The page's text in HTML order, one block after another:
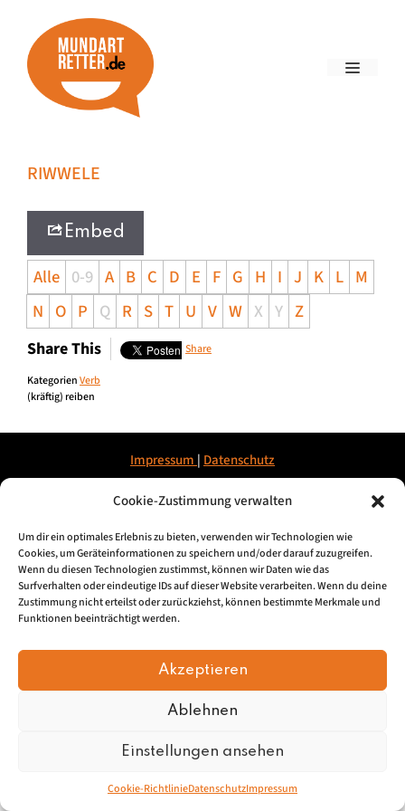
Cookie-Zustimmung verwalten
Um dir ein optimales Erlebnis zu bieten, verwenden wir Technologien wie
Cookies, um Geräteinformationen zu speichern und/oder darauf zuzugreifen.
Wenn du diesen Technologien zustimmst, können wir Daten wie das
Surfverhalten oder eindeutige IDs auf dieser Website verarbeiten. Wenn du deine
Zustimmung nicht erteilst oder zurückziehst, können bestimmte Merkmale und
Funktionen beeinträchtigt werden.
Akzeptieren
Ablehnen
Einstellungen ansehen
Cookie-RichtlinieDatenschutzImpressum
RIWWELE
Embed
Alle 0-9 A B C D E F G H I J K L M
N O P Q R S T U V W X Y Z
Share This Share
KategorienVerb
(kräftig) reiben
Impressum | Datenschutz
© 2026, Mundartretter.de